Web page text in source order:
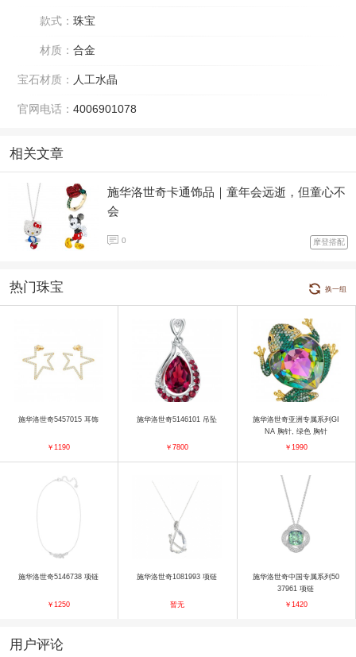
款式： 珠宝
材质： 合金
宝石材质： 人工水晶
官网电话： 4006901078
相关文章
施华洛世奇卡通饰品｜童年会远逝，但童心不
会
0 摩登搭配
热门珠宝 换一组
施华洛世奇5457015 耳饰
￥1190
施华洛世奇5146101 吊坠
￥7800
施华洛世奇亚洲专属系列GI
NA 胸针, 绿色 胸针
￥1990
施华洛世奇5146738 项链
￥1250
施华洛世奇1081993 项链
暂无
施华洛世奇中国专属系列50
37961 项链
￥1420
用户评论